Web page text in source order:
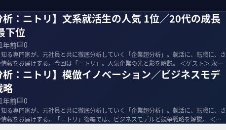
析：ニトリ】文系就活生の人気 1位／20代の成長
下位
1年前 0
る専門家が、元社員と共に徹底分析していく「企業超分析」。就活に、転職に、さ
をお届けする。今回は「ニトリ」。人気企業の光と影を解説。 ＜ゲスト＞ 永島
析：ニトリ】模倣イノベーション／ビジネスモデ
略
1年前 0
る専門家が、元社員と共に徹底分析していく「企業超分析」。就活に、転職に、さ
報をお届けする。「ニトリ」後編では、ビジネスモデルと競争戦略を解説。 ＜ゲ